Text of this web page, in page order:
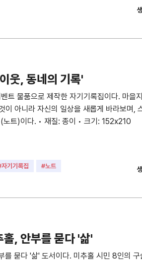
웃, 동네의 기록'
트 물품으로 제작한 자기기록집이다. 마을
이 아니라 자신의 일상을 새롭게 바라보며,
노트)이다. • 재질: 종이 • 크기: 152x210
기기록집 #노트
, 안부를 묻다 '삶'
묻다 '삶' 도서이다. 미추홀 시민 8인의 구